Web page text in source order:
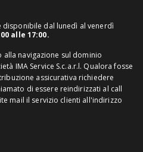
dal lunedì al venerdì
alle 17:00.
navigazione sul dominio
IMA Service S.c.a.r.l. Qualora fosse
assicurativa richiedere
di essere reindirizzati al call
mail il servizio clienti all'indirizzo